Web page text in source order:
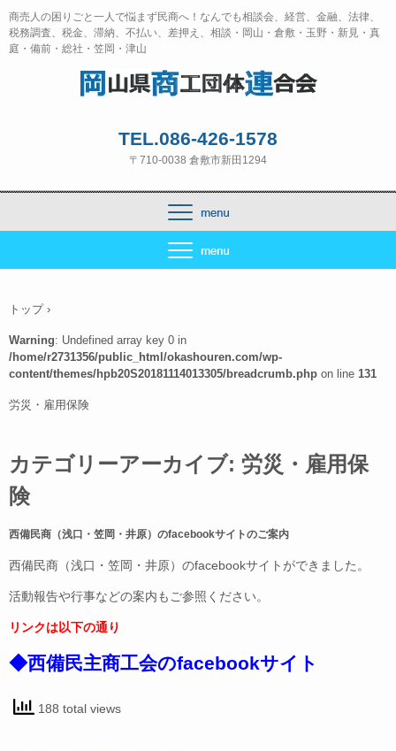
商売人の困りごと一人で悩まず民商へ！なんでも相談会、経営、金融、法律、
税務調査、税金、滞納、不払い、差押え、相談・岡山・倉敷・玉野・新見・真
庭・備前・総社・笠岡・津山
TEL.086-426-1578
〒710-0038 倉敷市新田1294
トップ ›
Warning: Undefined array key 0 in
/home/r2731356/public_html/okashouren.com/wp-
content/themes/hpb20S20181114013305/breadcrumb.php on line 131
労災・雇用保険
カテゴリーアーカイブ: 労災・雇用保
険
西備民商（浅口・笠岡・井原）のfacebookサイトのご案内
西備民商（浅口・笠岡・井原）のfacebookサイトができました。
活動報告や行事などの案内もご参照ください。
リンクは以下の通り
◆西備民主商工会のfacebookサイト
188 total views